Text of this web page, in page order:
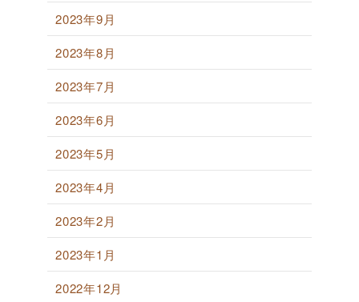
2023年9月
2023年8月
2023年7月
2023年6月
2023年5月
2023年4月
2023年2月
2023年1月
2022年12月